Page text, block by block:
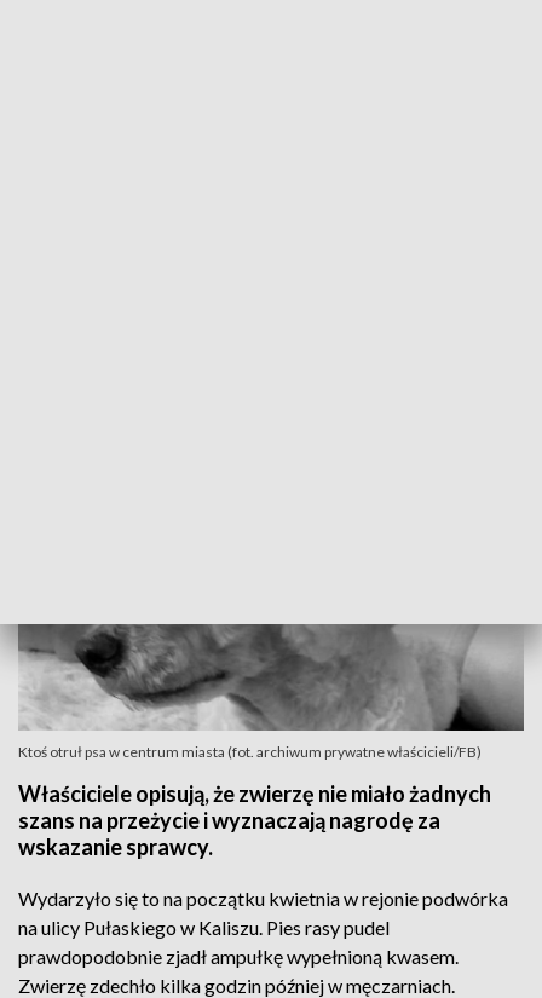
Ktoś otruł psa w centrum miasta (fot. archiwum prywatne właścicieli/FB)
Właściciele opisują, że zwierzę nie miało żadnych
szans na przeżycie i wyznaczają nagrodę za
wskazanie sprawcy.
Wydarzyło się to na początku kwietnia w rejonie podwórka
na ulicy Pułaskiego w Kaliszu. Pies rasy pudel
prawdopodobnie zjadł ampułkę wypełnioną kwasem.
Zwierzę zdechło kilka godzin później w męczarniach.